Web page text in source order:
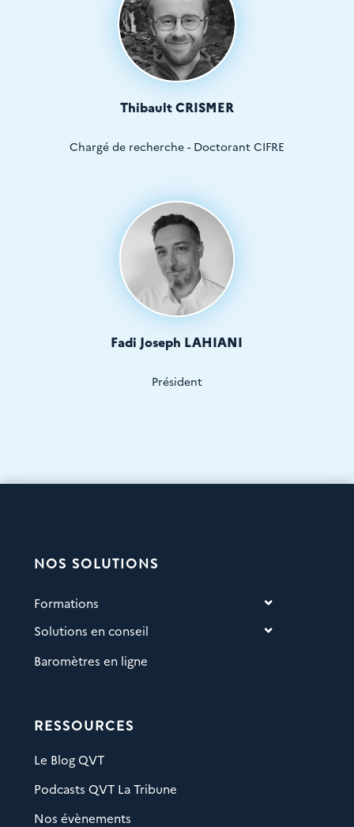
Thibault CRISMER
Chargé de recherche - Doctorant CIFRE
Fadi Joseph LAHIANI
Président
NOS SOLUTIONS
Formations
Solutions en conseil
Baromètres en ligne
RESSOURCES
Le Blog QVT
Podcasts QVT La Tribune
Nos évènements